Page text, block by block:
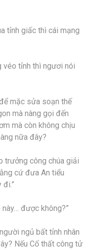
tỉnh giấc thì cái mạng
véo tỉnh thì ngươi nói
mặc sửa soạn thế
mà nàng gọi đến
mà còn không chịu
nữa đây?
trưởng công chúa giải
cứ đưa An tiểu
đi.”
được không?”
ngủ bất tỉnh nhân
Nếu Cố thất công tử